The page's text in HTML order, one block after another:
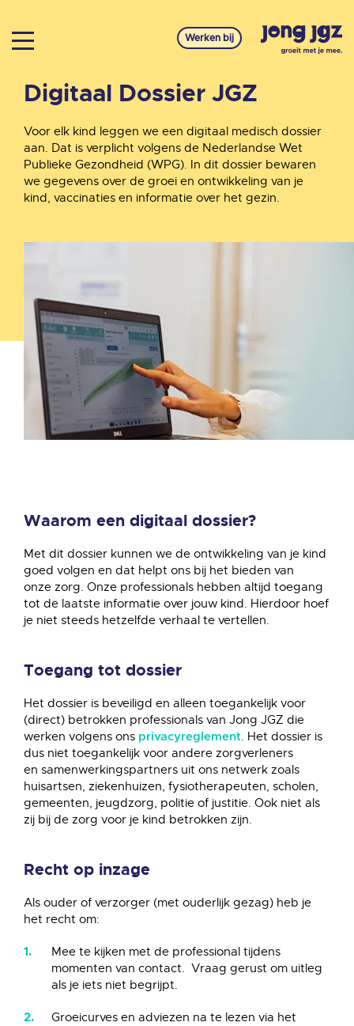
Digitaal Dossier JGZ
Voor elk kind leggen we een digitaal medisch dossier
aan. Dat is verplicht volgens de Nederlandse Wet
Publieke Gezondheid (WPG). In dit dossier bewaren
we gegevens over de groei en ontwikkeling van je
kind, vaccinaties en informatie over het gezin.
Waarom een digitaal dossier?
Met dit dossier kunnen we de ontwikkeling van je kind
goed volgen en dat helpt ons bij het bieden van
onze zorg. Onze professionals hebben altijd toegang
tot de laatste informatie over jouw kind. Hierdoor hoef
je niet steeds hetzelfde verhaal te vertellen.
Toegang tot dossier
Het dossier is beveiligd en alleen toegankelijk voor
(direct) betrokken professionals van Jong JGZ die
werken volgens ons privacyreglement. Het dossier is
dus niet toegankelijk voor andere zorgverleners
en samenwerkingspartners uit ons netwerk zoals
huisartsen, ziekenhuizen, fysiotherapeuten, scholen,
gemeenten, jeugdzorg, politie of justitie. Ook niet als
zij bij de zorg voor je kind betrokken zijn.
Recht op inzage
Als ouder of verzorger (met ouderlijk gezag) heb je
het recht om:
Mee te kijken met de professional tijdens
momenten van contact. Vraag gerust om uitleg
als je iets niet begrijpt.
Groeicurves en adviezen na te lezen via het
Werken bij